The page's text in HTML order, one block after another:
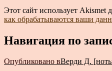
Этот сайт использует Akismet
как обрабатываются ваши
Навигация по
Опубликовано вВерди Д.